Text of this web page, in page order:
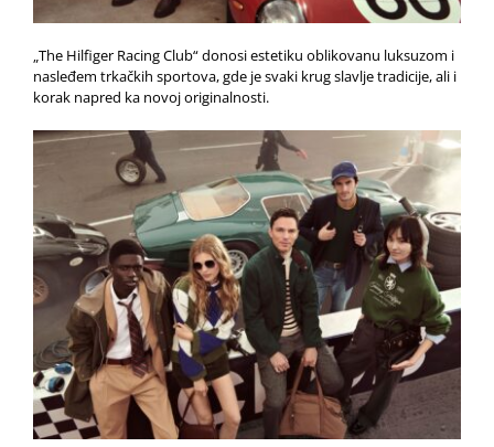
„The Hilfiger Racing Club“ donosi estetiku oblikovanu luksuzom i
nasleđem trkačkih sportova, gde je svaki krug slavlje tradicije, ali i
korak napred ka novoj originalnosti.